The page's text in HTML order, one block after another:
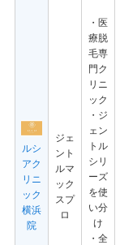
ルシ
アク
リニ
ック
横浜
院
ジェ
ント
ルマ
ック
スプ
ロ
・医
療脱
毛専
門ク
リニ
ック
・ジ
ェン
トル
シリ
ーズ
を使
い分
け
・全